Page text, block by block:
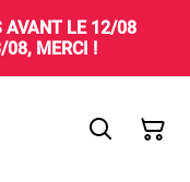
AVANT LE 12/08
08, MERCI !